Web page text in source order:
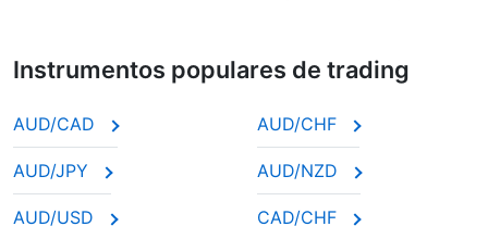
Instrumentos populares de trading
AUD/CAD AUD/CHF
AUD/JPY AUD/NZD
AUD/USD CAD/CHF